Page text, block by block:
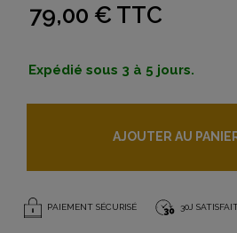
79,00 € TTC
Expédié sous 3 à 5 jours.
AJOUTER AU
PAIEMENT SÉCURISÉ 30J